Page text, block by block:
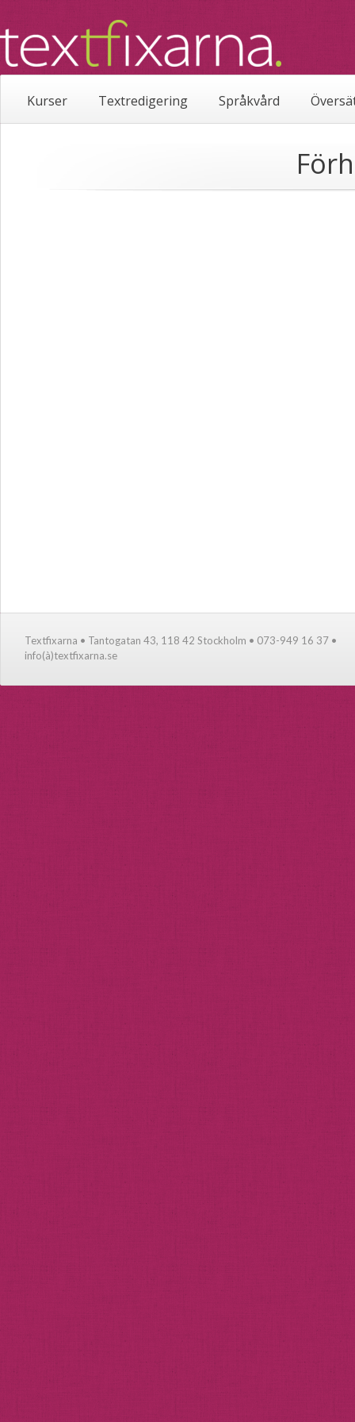
Kurser Textredigering Språkvård
Textfixarna • Tantogatan 43, 118 42 Stockholm • 073-949 16 37 •
info(à)textfixarna.se